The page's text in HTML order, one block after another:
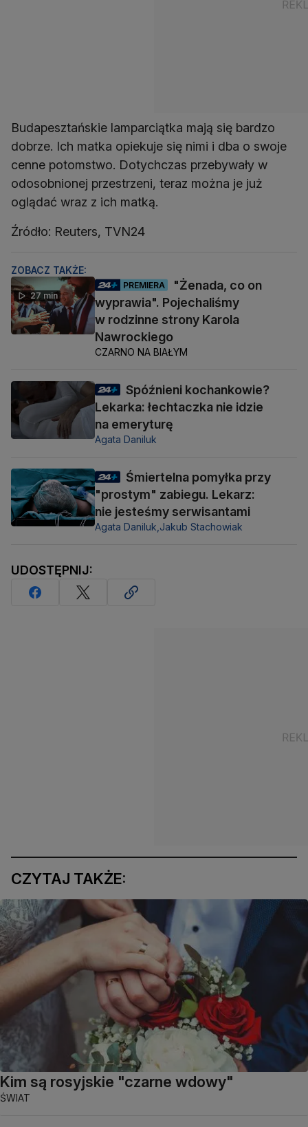
Budapesztańskie lamparciątka mają się bardzo
dobrze. Ich matka opiekuje się nimi i dba o swoje
cenne potomstwo. Dotychczas przebywały w
odosobnionej przestrzeni, teraz można je już
oglądać wraz z ich matką.
Źródło: Reuters, TVN24
ZOBACZ TAKŻE:
27 min
PREMIERA
"Żenada, co on
wyprawia". Pojechaliśmy
w rodzinne strony Karola
Nawrockiego
CZARNO NA BIAŁYM
Spóźnieni kochankowie?
Lekarka: łechtaczka nie idzie
na emeryturę
Agata Daniluk
Śmiertelna pomyłka przy
"prostym" zabiegu. Lekarz:
nie jesteśmy serwisantami
Agata Daniluk, Jakub Stachowiak
UDOSTĘPNIJ:
CZYTAJ TAKŻE:
Kim są rosyjskie "czarne wdowy"
ŚWIAT